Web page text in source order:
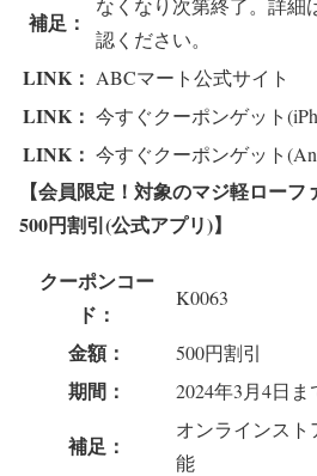
補足：
なくなり次第終了。詳細
認ください。
LINK： ABCマート公式サイト
LINK： 今すぐクーポンゲット
LINK： 今すぐクーポンゲット
【会員限定！対象のマジ軽ロー
500円割引(公式アプリ)】
クーポンコー
ド：
K0063
金額： 500円割引
期間： 2024年3月4日ま
補足：
オンラインス
能